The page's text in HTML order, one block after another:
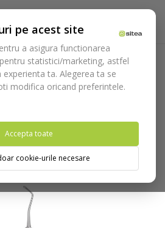
pe acest site
a asigura functionarea
statistici/marketing, astfel
ta. Alegerea ta se
modifica oricand preferintele.
Accepta toate
cookie-urile necesare
Diagnostic, parodontologie si
Excavatoare
Excavator cod
din tara din care accesati website-ul